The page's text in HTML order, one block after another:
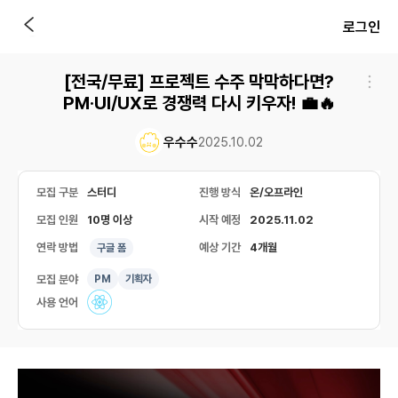
로그인
[전국/무료] 프로젝트 수주 막막하다면?
PM·UI/UX로 경쟁력 다시 키우자! 💼🔥
우수수2025.10.02
모집 구분 스터디 진행 방식 온/오프라인
모집 인원 10명 이상 시작 예정 2025.11.02
연락 방법 구글 폼 예상 기간 4개월
모집 분야 PM 기획자
사용 언어